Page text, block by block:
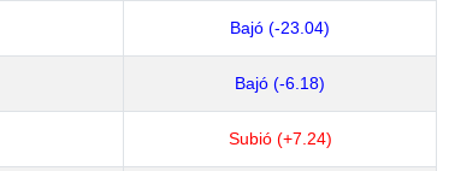
Bajó (-23.04)
Bajó (-6.18)
Subió (+7.24)